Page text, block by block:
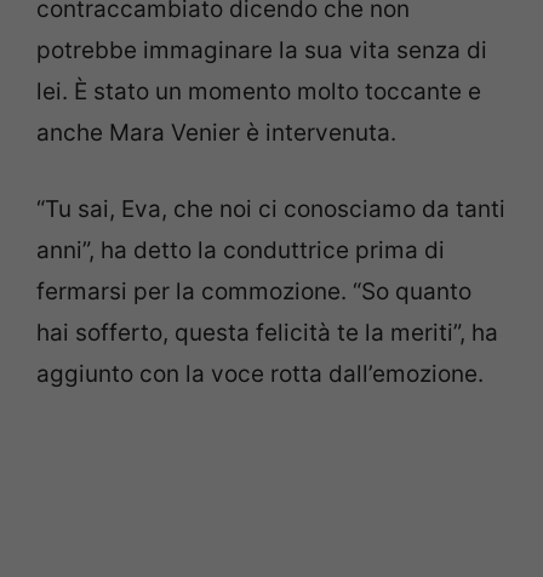
contraccambiato dicendo che non
potrebbe immaginare la sua vita senza di
lei. È stato un momento molto toccante e
anche Mara Venier è intervenuta.
“Tu sai, Eva, che noi ci conosciamo da tanti
anni”, ha detto la conduttrice prima di
fermarsi per la commozione. “So quanto
hai sofferto, questa felicità te la meriti”, ha
aggiunto con la voce rotta dall’emozione.